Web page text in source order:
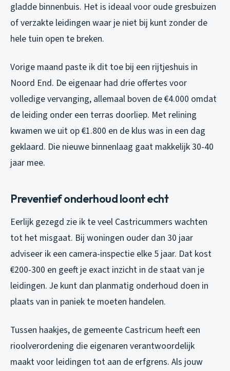
gladde binnenbuis. Het is ideaal voor oude gresbuizen
of verzakte leidingen waar je niet bij kunt zonder de
hele tuin open te breken.
Vorige maand paste ik dit toe bij een rijtjeshuis in
Noord End. De eigenaar had drie offertes voor
volledige vervanging, allemaal boven de €4.000 omdat
de leiding onder een terras doorliep. Met relining
kwamen we uit op €1.800 en de klus was in een dag
geklaard. Die nieuwe binnenlaag gaat makkelijk 30-40
jaar mee.
Preventief onderhoud loont echt
Eerlijk gezegd zie ik te veel Castricummers wachten
tot het misgaat. Bij woningen ouder dan 30 jaar
adviseer ik een camera-inspectie elke 5 jaar. Dat kost
€200-300 en geeft je exact inzicht in de staat van je
leidingen. Je kunt dan planmatig onderhoud doen in
plaats van in paniek te moeten handelen.
Tussen haakjes, de gemeente Castricum heeft een
rioolverordening die eigenaren verantwoordelijk
maakt voor leidingen tot aan de erfgrens. Als jouw